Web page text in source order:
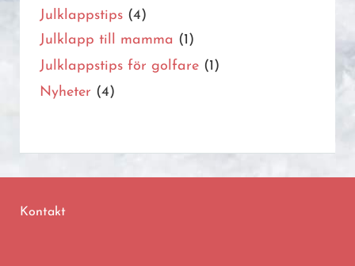
Julklappstips (4)
Julklapp till mamma (1)
Julklappstips för golfare (1)
Nyheter (4)
Kontakt